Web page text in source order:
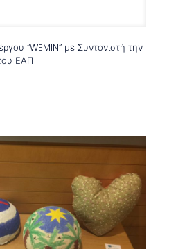
“WEMIN” με Συντονιστή την
ΕΑΠ